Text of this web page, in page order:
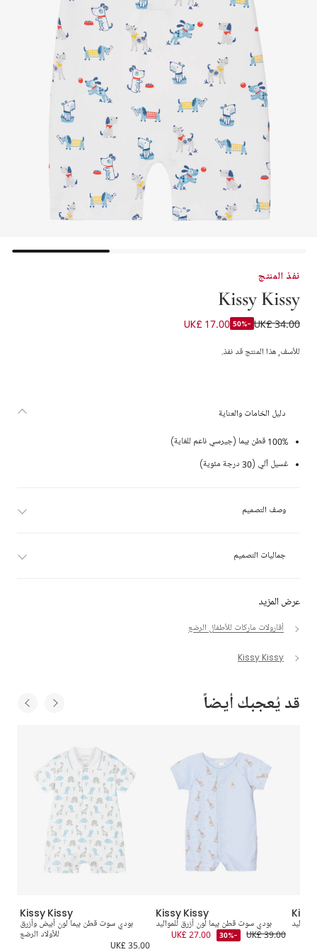
نفذ المنتج
Kissy Kissy
شورت أبيض من قطن بيما للأولاد مزين بجرو
UK£ 34.00
-50%
UK£ 17.00
للأسف, هذا المنتج قد نفذ.
عرض المزيد
أفارولات ماركات للأطفال الرضع
Kissy Kissy
دليل الخامات والعناية
100% قطن بيما (جيرسي ناعم للغاية)
غسيل آلي (30 درجة مئوية)
وصف التصميم
جماليات التصميم
قد يُعجبك أيضاً
Kissy Kissy
بودي سوت قطن بيما لون أبيض وأزرق
للأولاد الرضع
UK£ 35.00
Kissy Kissy
بودي سوت قطن بيما لون أزرق للمواليد
UK£ 39.00
-30%
UK£ 27.00